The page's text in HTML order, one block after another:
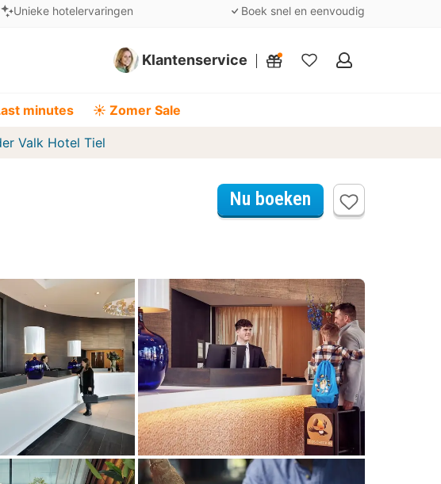
Unieke hotelervaringen Boek snel en eenvoudig
Klantenservice
Mijn
minutes ☀️ Zomer Sale
Valk Hotel Tiel
Nu boeken